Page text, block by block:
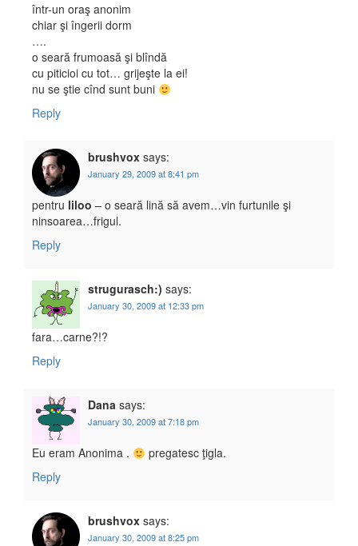
într-un oraş anonim
chiar şi îngerii dorm
….
o seară frumoasă şi blîndă
cu piticioi cu tot… grijeşte la ei!
nu se ştie cînd sunt buni
Reply
brushvox says:
January 29, 2009 at 8:41 pm
pentru liloo – o seară lină să avem…vin furtunile şi
ninsoarea…frigul.
Reply
strugurasch:) says:
January 30, 2009 at 12:33 pm
fara…carne?!?
Reply
Dana says:
January 30, 2009 at 7:18 pm
Eu eram Anonima .
pregatesc ţigla.
Reply
brushvox says:
January 30, 2009 at 8:25 pm